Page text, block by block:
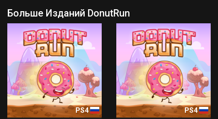
Больше Изданий DonutRun
PS4 PS4